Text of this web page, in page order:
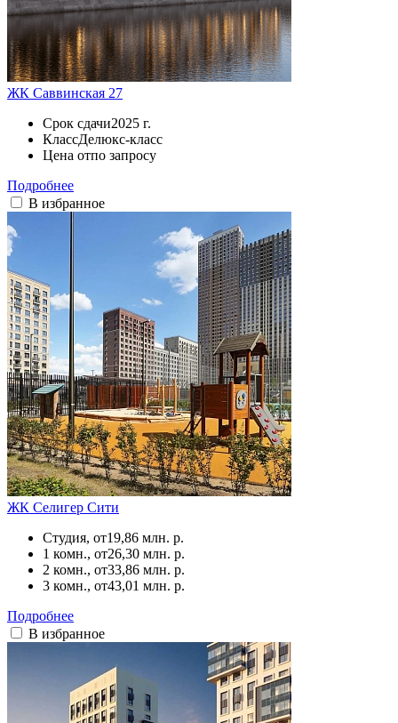
ЖК Саввинская 27
Срок сдачи2025 г.
КлассДелюкс-класс
Цена отпо запросу
Подробнее
В избранное
ЖК Селигер Сити
Студия, от19,86 млн. р.
1 комн., от26,30 млн. р.
2 комн., от33,86 млн. р.
3 комн., от43,01 млн. р.
Подробнее
В избранное